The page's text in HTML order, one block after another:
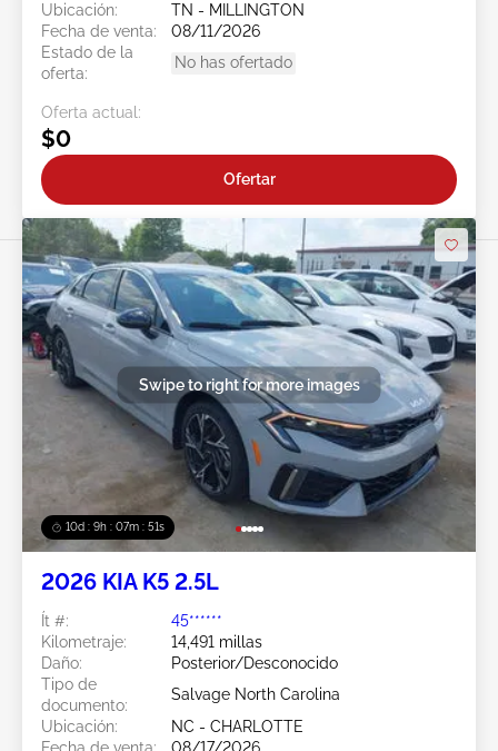
Ubicación:
TN - MILLINGTON
Fecha de venta:
08/11/2026
Estado de la
oferta:
No has ofertado
Oferta actual:
$0
Ofertar
10d : 9h : 07m : 48s
Swipe to right for more images
2026 KIA K5 2.5L
Ít #:
45******
Kilometraje:
14,491 millas
Daño:
Posterior/Desconocido
Tipo de
documento:
Salvage North Carolina
Ubicación:
NC - CHARLOTTE
Fecha de venta:
08/17/2026